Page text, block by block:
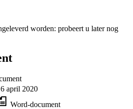
worden: probeert u later nog
april 2020
Word-document